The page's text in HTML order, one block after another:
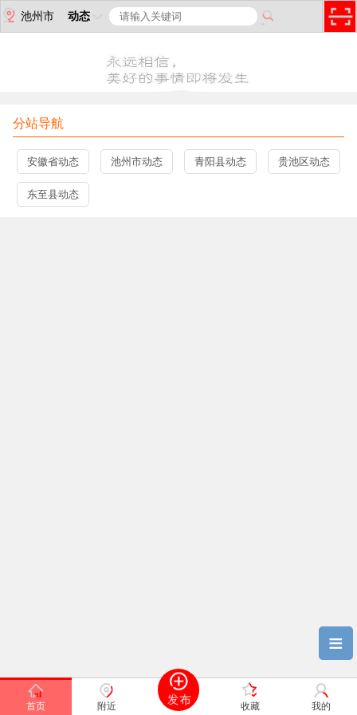
池州市 动态
首页 附近 收藏 我的
分站导航
≡
安徽省动态 池州市动态 青阳县动态 贵池区动态
东至县动态